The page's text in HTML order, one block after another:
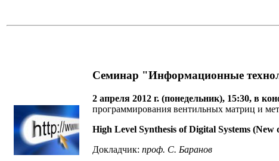
Семинар "Информационные
2 апреля 2012 г. (понедельник), 15:30, в
программирования вентильных матриц и
High Level Synthesis of Digital Systems (New
Докладчик: проф. С. Баранов